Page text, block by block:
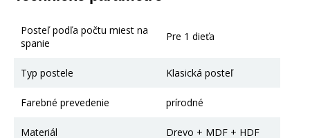
Posteľ podľa počtu miest na
spanie
Pre 1 dieťa
Typ postele Klasická posteľ
Farebné prevedenie prírodné
Materiál Drevo + MDF + HDF